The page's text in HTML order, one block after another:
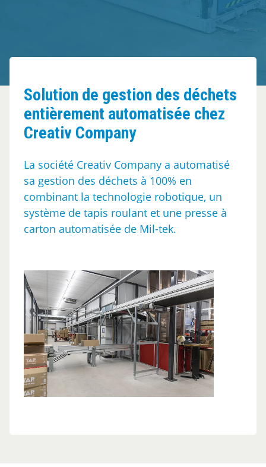
Matériaux
A propos
Contact
Solution de gestion des déchets
entièrement automatisée chez
Creativ Company
La société Creativ Company a automatisé
sa gestion des déchets à 100% en
combinant la technologie robotique, un
système de tapis roulant et une presse à
carton automatisée de Mil-tek.